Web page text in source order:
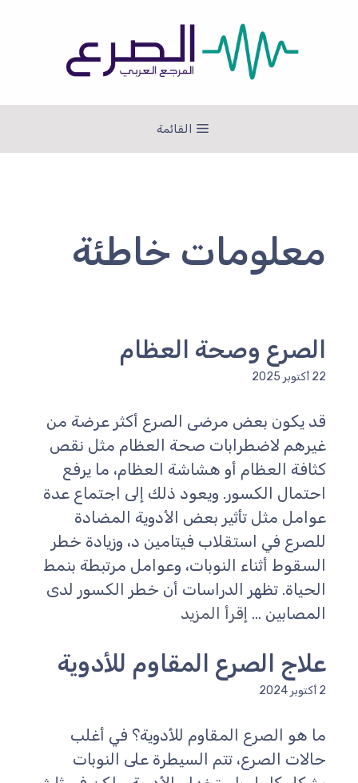
القائمة
معلومات خاطئة
الصرع وصحة العظام
22 أكتوبر 2025
قد يكون بعض مرضى الصرع أكثر عرضة من
غيرهم لاضطرابات صحة العظام مثل نقص
كثافة العظام أو هشاشة العظام، ما يرفع
احتمال الكسور. ويعود ذلك إلى اجتماع عدة
عوامل مثل تأثير بعض الأدوية المضادة
للصرع في استقلاب فيتامين د، وزيادة خطر
السقوط أثناء النوبات، وعوامل مرتبطة بنمط
الحياة. تظهر الدراسات أن خطر الكسور لدى
المصابين ... إقرأ المزيد
علاج الصرع المقاوم للأدوية
2 أكتوبر 2024
ما هو الصرع المقاوم للأدوية؟ في أغلب
حالات الصرع، تتم السيطرة على النوبات